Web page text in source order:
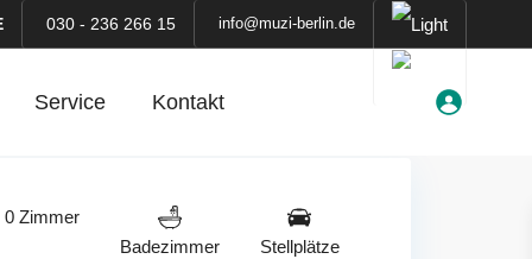
030 - 236 266 15 info@muzi-berlin.de
Service Kontakt
0 Zimmer
Badezimmer
Stellplätze